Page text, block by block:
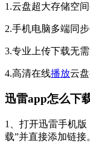
1.云盘超大存储空
2.手机电脑多端同
3.专业上传下载无
4.高清在线播放云
迅雷app怎么下
1、打开迅雷手机
载”并直接添加链接